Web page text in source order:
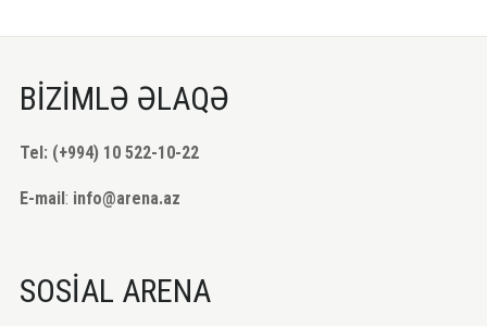
BİZİMLƏ ƏLAQƏ
Tel: (+994) 10 522-10-22
E-mail: info@arena.az
SOSİAL ARENA